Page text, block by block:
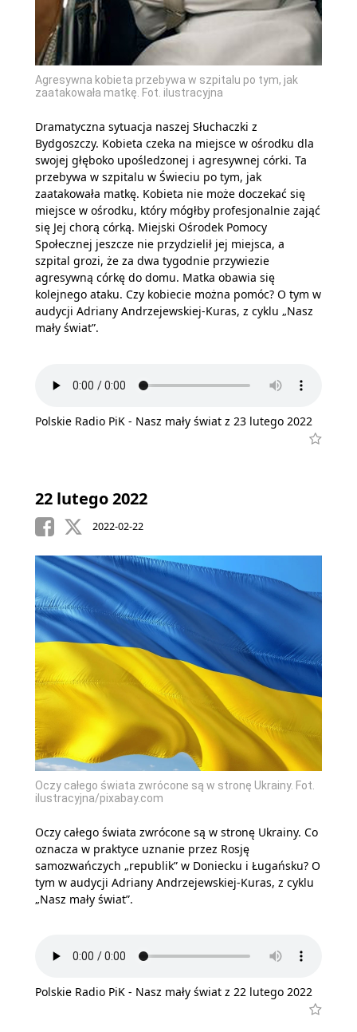
Agresywna kobieta przebywa w szpitalu po tym, jak
zaatakowała matkę. Fot. ilustracyjna
Dramatyczna sytuacja naszej Słuchaczki z
Bydgoszczy. Kobieta czeka na miejsce w ośrodku dla
swojej głęboko upośledzonej i agresywnej córki. Ta
przebywa w szpitalu w Świeciu po tym, jak
zaatakowała matkę. Kobieta nie może doczekać się
miejsce w ośrodku, który mógłby profesjonalnie zająć
się Jej chorą córką. Miejski Ośrodek Pomocy
Społecznej jeszcze nie przydzielił jej miejsca, a
szpital grozi, że za dwa tygodnie przywiezie
agresywną córkę do domu. Matka obawia się
kolejnego ataku. Czy kobiecie można pomóc? O tym w
audycji Adriany Andrzejewskiej-Kuras, z cyklu „Nasz
mały świat”.
Polskie Radio PiK - Nasz mały świat z 23 lutego 2022
22 lutego 2022
2022-02-22
Oczy całego świata zwrócone są w stronę Ukrainy. Fot.
ilustracyjna/pixabay.com
Oczy całego świata zwrócone są w stronę Ukrainy. Co
oznacza w praktyce uznanie przez Rosję
samozwańczych „republik” w Doniecku i Ługańsku? O
tym w audycji Adriany Andrzejewskiej-Kuras, z cyklu
„Nasz mały świat”.
Polskie Radio PiK - Nasz mały świat z 22 lutego 2022